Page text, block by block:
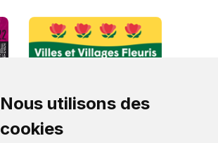
Nous utilisons des
cookies